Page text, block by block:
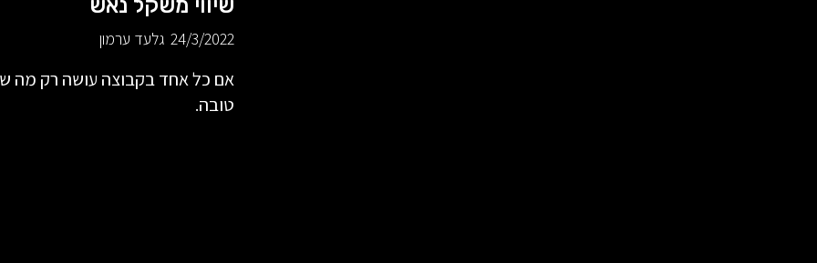
שיווי משקל נאש
24/3/2022 גלעד ערמון
אם כל אחד בקבוצה עושה רק מה
טובה.